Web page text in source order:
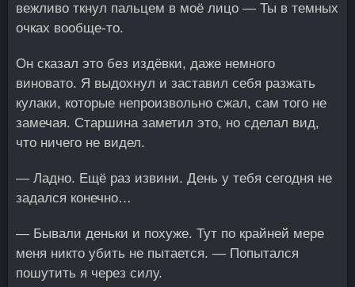
вежливо ткнул пальцем в моё лицо — Ты в темных
очках вообще-то.
Он сказал это без издёвки, даже немного
виновато. Я выдохнул и заставил себя разжать
кулаки, которые непроизвольно сжал, сам того не
замечая. Старшина заметил это, но сделал вид,
что ничего не видел.
— Ладно. Ещё раз извини. День у тебя сегодня не
задался конечно…
— Бывали деньки и похуже. Тут по крайней мере
меня никто убить не пытается. — Попытался
пошутить я через силу.